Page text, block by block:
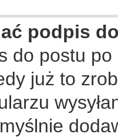
podpis
do postu
już to